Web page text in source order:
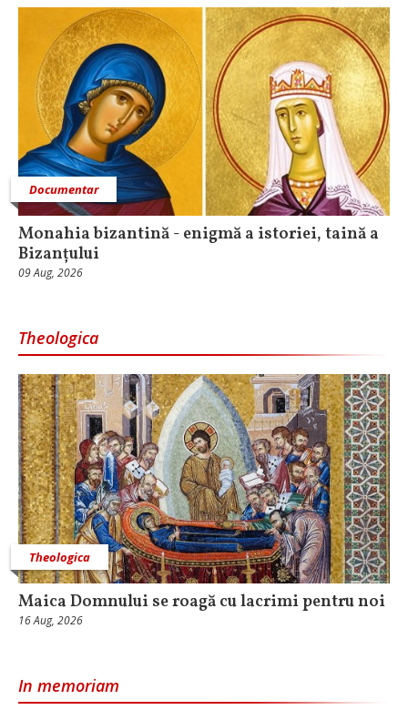
Documentar
Monahia bizantină - enigmă a istoriei, taină a
Bizanțului
09 Aug, 2026
Theologica
Theologica
Maica Domnului se roagă cu lacrimi pentru noi
16 Aug, 2026
In memoriam